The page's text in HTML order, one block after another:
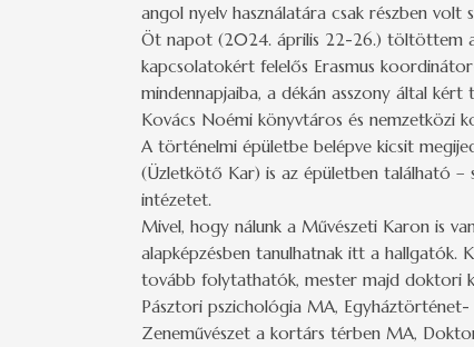
angol nyelv használatára csak részben volt
Öt napot (2024. április 22-26.) töltöttem a
kapcsolatokért felelős Erasmus
mindennapjaiba, a dékán asszony által
Kovács Noémi könyvtáros és nemzetközi
A történelmi épületbe belépve kicsit
(Üzletkötő Kar) is az épületben található
intézetet.
Mivel, hogy nálunk a Művészeti Karon is
alapképzésben tanulhatnak itt a hallgatók.
tovább folytathatók, mester majd doktori
Pásztori pszichológia MA, Egyháztörténet-
Zeneművészet a kortárs térben MA,